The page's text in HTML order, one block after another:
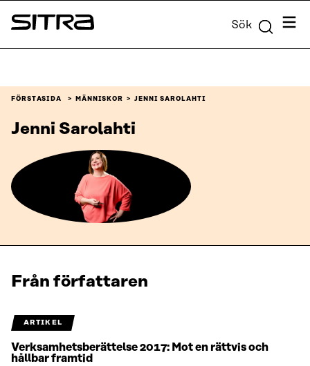
Skip to
content
Sitra Sök Meny
FÖRSTASIDA MÄNNISKOR JENNI SAROLAHTI
Jenni Sarolahti
Från författaren
ARTIKEL
Verksamhetsberättelse 2017: Mot en rättvis och
hållbar framtid